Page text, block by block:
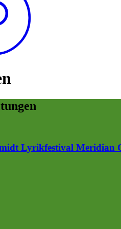
Lyrikfestival Meridian